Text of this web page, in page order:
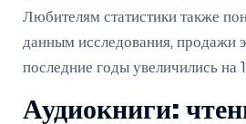
Любителям статистики также
данным исследования, продажи
последние годы увеличились на
Аудиокниги: